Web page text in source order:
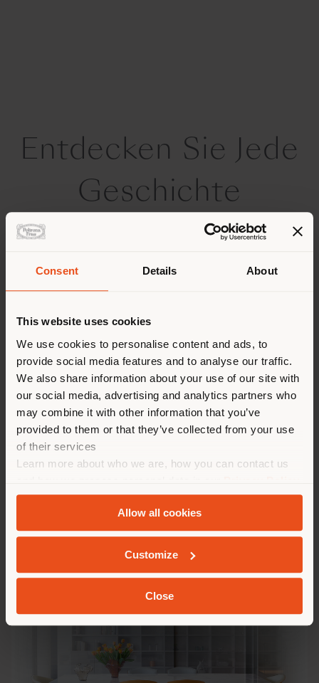
Consent Details About
This website uses cookies
We use cookies to personalise content and ads, to
provide social media features and to analyse our traffic.
We also share information about your use of our site with
our social media, advertising and analytics partners who
may combine it with other information that you’ve
provided to them or that they’ve collected from your use
of their services
Learn more about who we are, how you can contact us
andCookie Policy.
Allow all cookies
Customize
Close
Entdecken Sie Jede
Geschichte
BOLERO & MONTERA